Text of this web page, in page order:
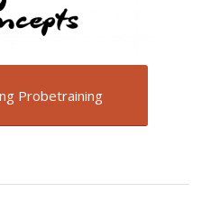
Probetraining